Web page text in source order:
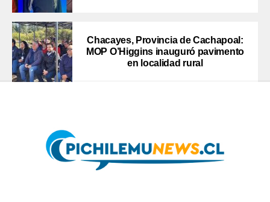
Chacayes, Provincia de Cachapoal:
MOP O’Higgins inauguró pavimento
en localidad rural